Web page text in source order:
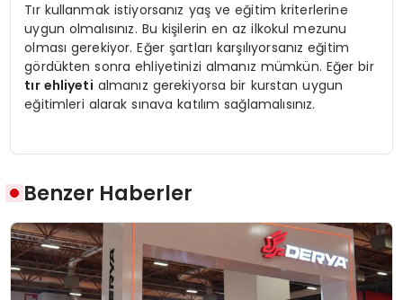
Tır kullanmak istiyorsanız yaş ve eğitim kriterlerine
uygun olmalısınız. Bu kişilerin en az ilkokul mezunu
olması gerekiyor. Eğer şartları karşılıyorsanız eğitim
gördükten sonra ehliyetinizi almanız mümkün. Eğer bir
tır ehliyeti almanız gerekiyorsa bir kurstan uygun
eğitimleri alarak sınava katılım sağlamalısınız.
Benzer Haberler